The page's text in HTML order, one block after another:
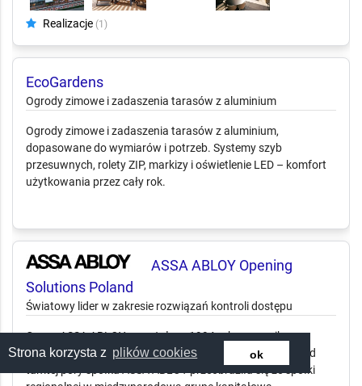
Strona korzysta z plików cookies ok
Realizacje (1)
EcoGardens
Ogrody zimowe i zadaszenia tarasów z
Ogrody zimowe i zadaszenia tarasów z aluminium,
dopasowane do wymiarów i potrzeb. Systemy szyb
przesuwnych, rolety ZIP, markizy i oświetlenie LED – komfort
ASSA ABLOY Opening
Solutions Poland
Światowy lider w zakresie rozwiązań kontroli dostępu